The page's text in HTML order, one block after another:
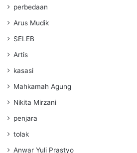
perbedaan
Arus Mudik
SELEB
Artis
kasasi
Mahkamah Agung
Nikita Mirzani
penjara
tolak
Anwar Yuli Prastyo